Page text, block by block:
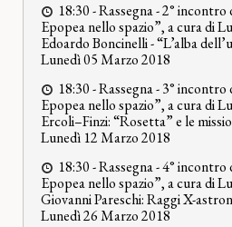
18:30 -Rassegna-2° incontro
Epopea nello spazio”, a cura di
Edoardo Boncinelli - “L’alba
Lunedì 05 Marzo 2018
18:30 -Rassegna-3° incontro
Epopea nello spazio”, a cura di
Ercoli–Finzi: “Rosetta” e le
Lunedì 12 Marzo 2018
18:30 -Rassegna-4° incontro
Epopea nello spazio”, a cura di
Giovanni Pareschi: Raggi X-
Lunedì 26 Marzo 2018